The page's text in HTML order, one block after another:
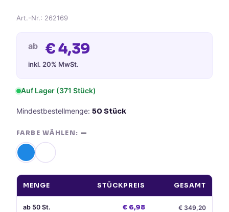
Art.-Nr.: 262169
ab €4,39
inkl. 20% MwSt.
Auf Lager (371 Stück)
Mindestbestellmenge: 50 Stück
FARBE WÄHLEN: —
MENGE STÜCKPREIS GESAMT
ab 50 St. € 6,98 € 349,20